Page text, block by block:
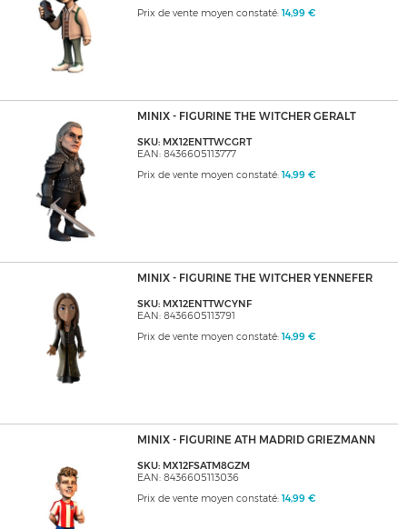
Prix de vente moyen constaté: 14,99 €
MINIX - FIGURINE THE WITCHER GERALT
SKU: MX12ENTTWCGRT
EAN: 8436605113777
Prix de vente moyen constaté: 14,99 €
MINIX - FIGURINE THE WITCHER YENNEFER
SKU: MX12ENTTWCYNF
EAN: 8436605113791
Prix de vente moyen constaté: 14,99 €
MINIX - FIGURINE ATH MADRID GRIEZMANN
SKU: MX12FSATM8GZM
EAN: 8436605113036
Prix de vente moyen constaté: 14,99 €